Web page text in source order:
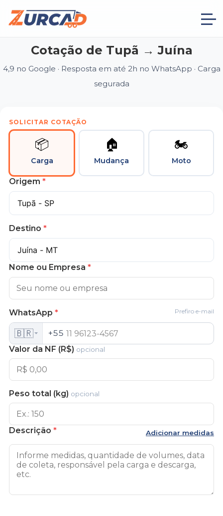
Cotação de Tupã → Juína
4,9 no Google · Resposta em até 2h no WhatsApp · Carga
segurada
SOLICITAR COTAÇÃO
📦
Carga
🏠
Mudança
🏍
Moto
Origem *
Destino *
Nome ou Empresa *
WhatsApp * Prefiro e-mail
🇧🇷
+55
Valor da NF (R$) opcional
Peso total (kg) opcional
Descrição * Adicionar medidas